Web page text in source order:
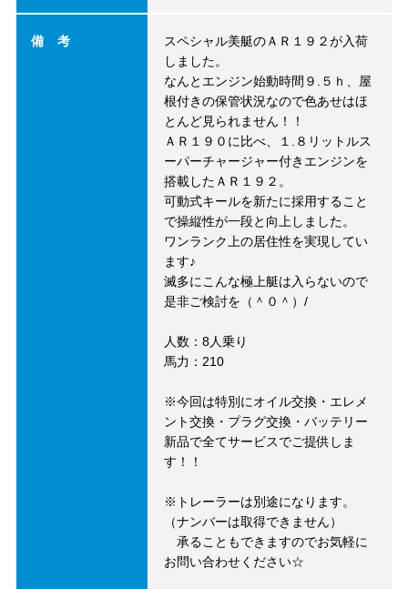
備 考
スペシャル美艇のＡＲ１９２が入荷
しました。
なんとエンジン始動時間９.５ｈ、屋
根付きの保管状況なので色あせはほ
とんど見られません！！
ＡＲ１９０に比べ、１.８リットルス
ーパーチャージャー付きエンジンを
搭載したＡＲ１９２。
可動式キールを新たに採用すること
で操縦性が一段と向上しました。
ワンランク上の居住性を実現してい
ます♪
滅多にこんな極上艇は入らないので
是非ご検討を（＾０＾）/
人数：8人乗り
馬力：210
※今回は特別にオイル交換・エレメ
ント交換・プラグ交換・バッテリー
新品で全てサービスでご提供しま
す！！
※トレーラーは別途になります。
（ナンバーは取得できません）
承ることもできますのでお気軽に
お問い合わせください☆